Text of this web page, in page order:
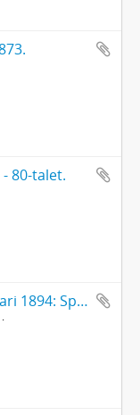
80-talet.
Föredrag 5 och 6 februari 1894: Spinoza. Med ett löst tillägg.